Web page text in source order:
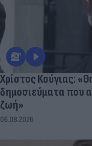
Χρίστος Κούγιας:
δημοσιεύματα που
ζωή»
06.08.2026